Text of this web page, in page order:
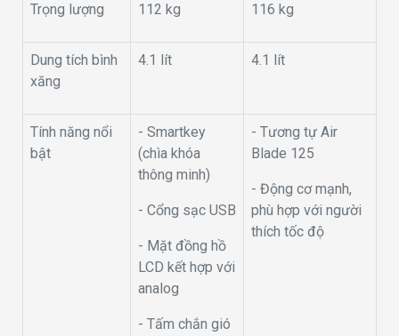
Trọng lượng 112 kg 116 kg
Dung tích bình
xăng
4.1 lít 4.1 lít
Tính năng nổi
bật
- Smartkey
(chìa khóa
thông minh)
- Cổng sạc USB
- Mặt đồng hồ
LCD kết hợp với
analog
- Tấm chắn gió
- Tương tự Air
Blade 125
- Động cơ mạnh,
phù hợp với người
thích tốc độ